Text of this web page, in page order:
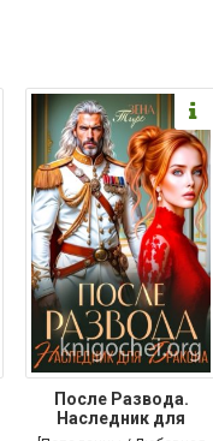
После Развода.
Наследник для